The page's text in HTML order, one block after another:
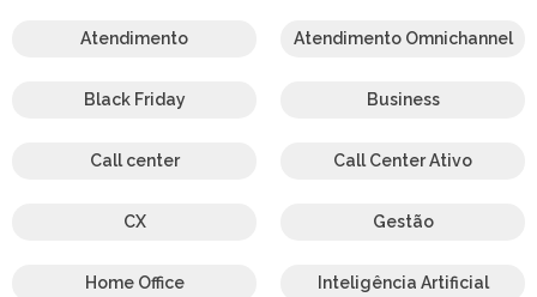
Atendimento Atendimento Omnichannel
Black Friday Business
Call center Call Center Ativo
CX Gestão
Home Office Inteligência Artificial